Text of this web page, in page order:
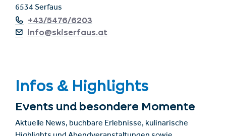
6534 Serfaus
+43/5476/6203
info@skiserfaus.at
Infos & Highlights
Events und besondere Momente
Aktuelle News, buchbare Erlebnisse, kulinarische